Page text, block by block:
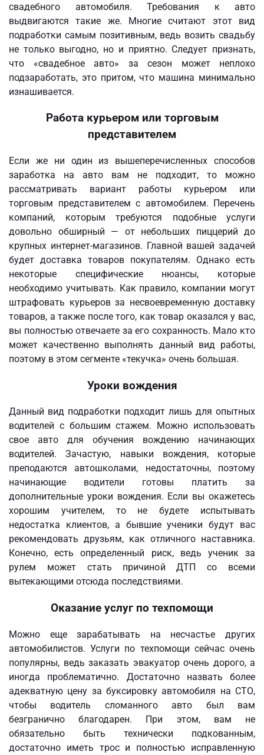
свадебного автомобиля. Требования к авто
выдвигаются такие же. Многие считают этот вид
подработки самым позитивным, ведь возить свадьбу
не только выгодно, но и приятно. Следует признать,
что «свадебное авто» за сезон может неплохо
подзаработать, это притом, что машина минимально
изнашивается.
Работа курьером или торговым
представителем
Если же ни один из вышеперечисленных способов
заработка на авто вам не подходит, то можно
рассматривать вариант работы курьером или
торговым представителем с автомобилем. Перечень
компаний, которым требуются подобные услуги
довольно обширный — от небольших пиццерий до
крупных интернет-магазинов. Главной вашей задачей
будет доставка товаров покупателям. Однако есть
некоторые специфические нюансы, которые
необходимо учитывать. Как правило, компании могут
штрафовать курьеров за несвоевременную доставку
товаров, а также после того, как товар оказался у вас,
вы полностью отвечаете за его сохранность. Мало кто
может качественно выполнять данный вид работы,
поэтому в этом сегменте «текучка» очень большая.
Уроки вождения
Данный вид подработки подходит лишь для опытных
водителей с большим стажем. Можно использовать
свое авто для обучения вождению начинающих
водителей. Зачастую, навыки вождения, которые
преподаются автошколами, недостаточны, поэтому
начинающие водители готовы платить за
дополнительные уроки вождения. Если вы окажетесь
хорошим учителем, то не будете испытывать
недостатка клиентов, а бывшие ученики будут вас
рекомендовать друзьям, как отличного наставника.
Конечно, есть определенный риск, ведь ученик за
рулем может стать причиной ДТП со всеми
вытекающими отсюда последствиями.
Оказание услуг по техпомощи
Можно еще зарабатывать на несчастье других
автомобилистов. Услуги по техпомощи сейчас очень
популярны, ведь заказать эвакуатор очень дорого, а
иногда проблематично. Достаточно назвать более
адекватную цену за буксировку автомобиля на СТО,
чтобы водитель сломанного авто был вам
безгранично благодарен. При этом, вам не
обязательно быть технически подкованным,
достаточно иметь трос и полностью исправленную